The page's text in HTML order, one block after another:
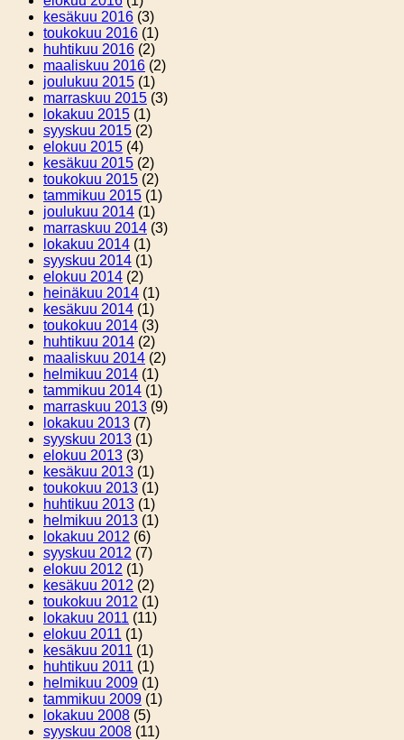
kesäkuu 2016 (3)
toukokuu 2016 (1)
huhtikuu 2016 (2)
maaliskuu 2016 (2)
joulukuu 2015 (1)
marraskuu 2015 (3)
lokakuu 2015 (1)
syyskuu 2015 (2)
elokuu 2015 (4)
kesäkuu 2015 (2)
toukokuu 2015 (2)
tammikuu 2015 (1)
joulukuu 2014 (1)
marraskuu 2014 (3)
lokakuu 2014 (1)
syyskuu 2014 (1)
elokuu 2014 (2)
heinäkuu 2014 (1)
kesäkuu 2014 (1)
toukokuu 2014 (3)
huhtikuu 2014 (2)
maaliskuu 2014 (2)
helmikuu 2014 (1)
tammikuu 2014 (1)
marraskuu 2013 (9)
lokakuu 2013 (7)
syyskuu 2013 (1)
elokuu 2013 (3)
kesäkuu 2013 (1)
toukokuu 2013 (1)
huhtikuu 2013 (1)
helmikuu 2013 (1)
lokakuu 2012 (6)
syyskuu 2012 (7)
elokuu 2012 (1)
kesäkuu 2012 (2)
toukokuu 2012 (1)
lokakuu 2011 (11)
elokuu 2011 (1)
kesäkuu 2011 (1)
huhtikuu 2011 (1)
helmikuu 2009 (1)
tammikuu 2009 (1)
lokakuu 2008 (5)
syyskuu 2008 (11)